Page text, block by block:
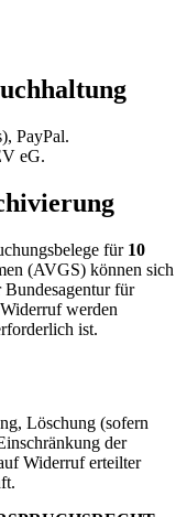
PayPal.
eG.
für 10
(AVGS) können sich
Bundesagentur für
werden
ist.
Löschung (sofern
der
Widerruf erteilter